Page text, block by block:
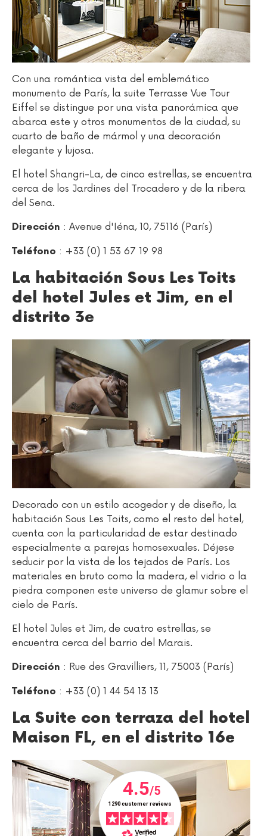
Con una romántica vista del emblemático
monumento de París, la suite Terrasse Vue Tour
Eiffel se distingue por una vista panorámica que
abarca este y otros monumentos de la ciudad, su
cuarto de baño de mármol y una decoración
elegante y lujosa.
El hotel Shangri-La, de cinco estrellas, se encuentra
cerca de los Jardines del Trocadero y de la ribera
del Sena.
Dirección : Avenue d'Iéna, 10, 75116 (París)
Teléfono : +33 (0) 1 53 67 19 98
La habitación Sous Les Toits
del hotel Jules et Jim, en el
distrito 3e
Decorado con un estilo acogedor y de diseño, la
habitación Sous Les Toits, como el resto del hotel,
cuenta con la particularidad de estar destinado
especialmente a parejas homosexuales. Déjese
seducir por la vista de los tejados de París. Los
materiales en bruto como la madera, el vidrio o la
piedra componen este universo de glamur sobre el
cielo de París.
El hotel Jules et Jim, de cuatro estrellas, se
encuentra cerca del barrio del Marais.
Dirección : Rue des Gravilliers, 11, 75003 (París)
Teléfono : +33 (0) 1 44 54 13 13
La Suite con terraza del hotel
Maison FL, en el distrito 16e